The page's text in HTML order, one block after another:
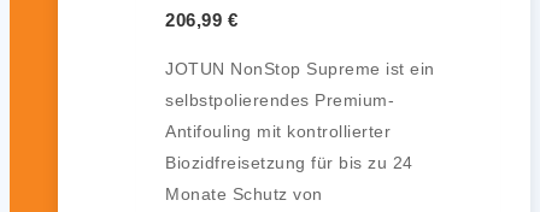
206,99 €
JOTUN NonStop Supreme ist ein
selbstpolierendes Premium-
Antifouling mit kontrollierter
Biozidfreisetzung für bis zu 24
Monate Schutz von